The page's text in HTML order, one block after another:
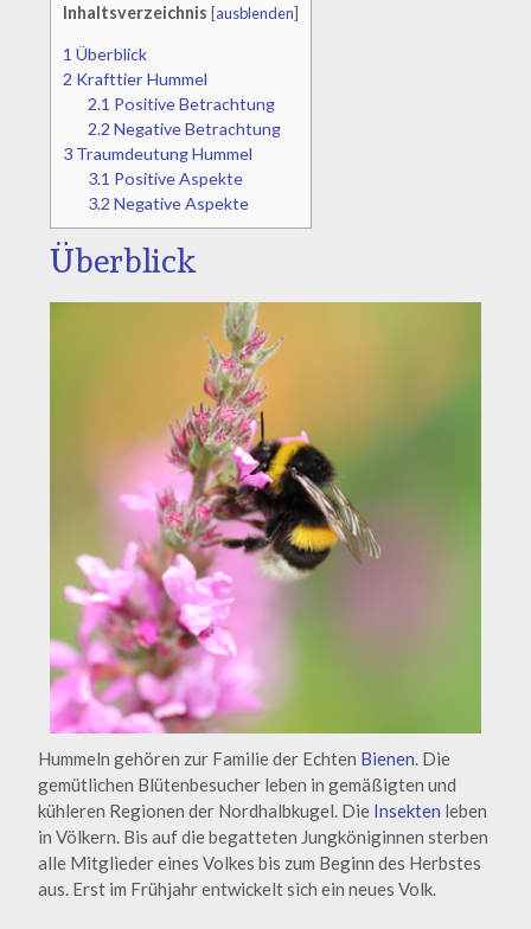
Inhaltsverzeichnis [ausblenden]
1 Überblick
2 Krafttier Hummel
2.1 Positive Betrachtung
2.2 Negative Betrachtung
3 Traumdeutung Hummel
3.1 Positive Aspekte
3.2 Negative Aspekte
Überblick
Hummeln gehören zur Familie der Echten Bienen. Die
gemütlichen Blütenbesucher leben in gemäßigten und
kühleren Regionen der Nordhalbkugel. Die Insekten leben
in Völkern. Bis auf die begatteten Jungköniginnen sterben
alle Mitglieder eines Volkes bis zum Beginn des Herbstes
aus. Erst im Frühjahr entwickelt sich ein neues Volk.